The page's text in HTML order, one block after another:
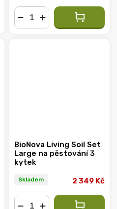
BioNova Living Soil Set
Large na pěstování 3
kytek
Skladem 2 349 Kč